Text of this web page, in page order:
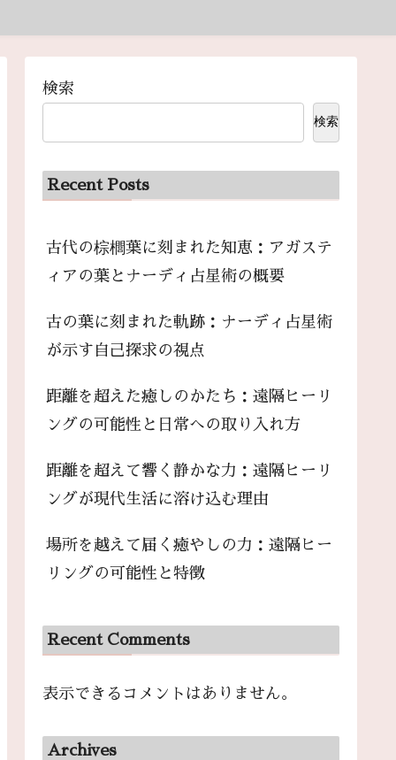
検索
検索
Recent Posts
古代の棕櫚葉に刻まれた知恵：アガステ
ィアの葉とナーディ占星術の概要
古の葉に刻まれた軌跡：ナーディ占星術
が示す自己探求の視点
距離を超えた癒しのかたち：遠隔ヒーリ
ングの可能性と日常への取り入れ方
距離を超えて響く静かな力：遠隔ヒーリ
ングが現代生活に溶け込む理由
場所を越えて届く癒やしの力：遠隔ヒー
リングの可能性と特徴
Recent Comments
表示できるコメントはありません。
Archives